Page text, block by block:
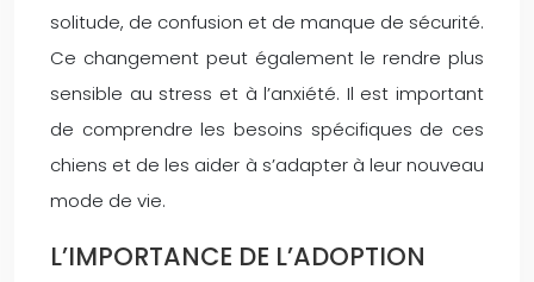
solitude, de confusion et de manque de sécurité.
Ce changement peut également le rendre plus
sensible au stress et à l’anxiété. Il est important
de comprendre les besoins spécifiques de ces
chiens et de les aider à s’adapter à leur nouveau
mode de vie.
L’IMPORTANCE DE L’ADOPTION